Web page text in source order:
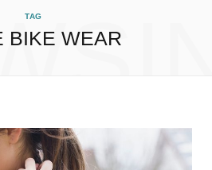
TAG
BIKE WEAR